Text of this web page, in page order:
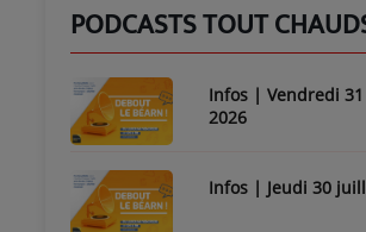
PODCASTS TOUT
Infos | Vendredi
2026
Infos | Jeudi 30